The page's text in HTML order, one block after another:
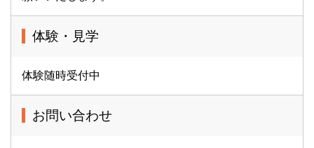
体験・見学
体験随時受付中
お問い合わせ